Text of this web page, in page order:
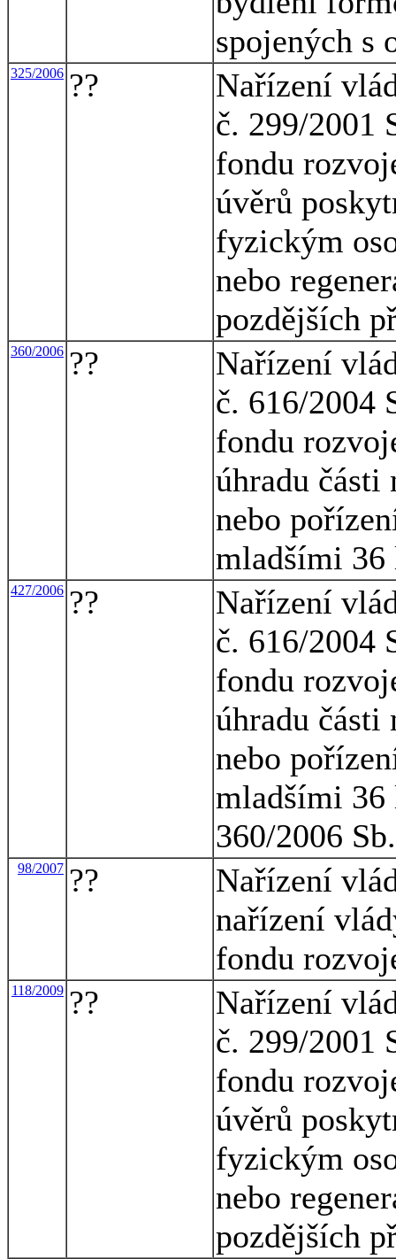
spojených s
325/2006 ??
Nařízení
č. 299/2001
fondu
úvěrů
fyzickým
nebo
pozdějších
360/2006 ??
Nařízení
č. 616/2004
fondu
úhradu části
nebo
mladšími 36
427/2006 ??
Nařízení
č. 616/2004
fondu
úhradu části
nebo
mladšími 36
360/2006 Sb.
98/2007 ??
Nařízení
nařízení
fondu
118/2009 ??
Nařízení
č. 299/2001
fondu
úvěrů
fyzickým
nebo
pozdějších